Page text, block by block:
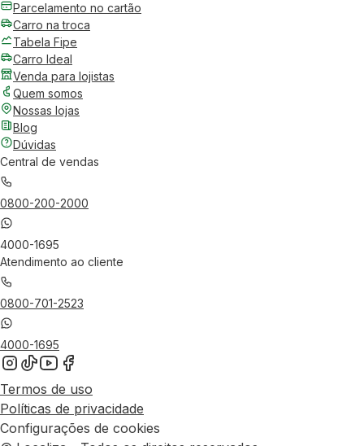
Parcelamento no cartão
Carro na troca
Tabela Fipe
Carro Ideal
Venda para lojistas
Quem somos
Nossas lojas
Blog
Dúvidas
Central de vendas
0800-200-2000
4000-1695
Atendimento ao cliente
0800-701-2523
4000-1695
Termos de uso
Políticas de privacidade
Configurações de cookies